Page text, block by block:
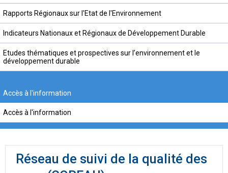
Rapports Régionaux sur l'Etat de l'Environnement
Indicateurs Nationaux et Régionaux de Développement Durable
Etudes thématiques et prospectives sur l’environnement et le
développement durable
Accès à l'information
Accès à l'information
Réseau de suivi de la qualité des